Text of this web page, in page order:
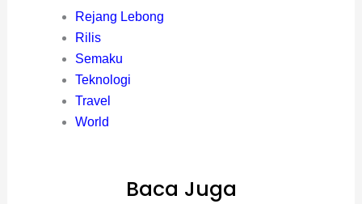
Rejang Lebong
Rilis
Semaku
Teknologi
Travel
World
Baca Juga